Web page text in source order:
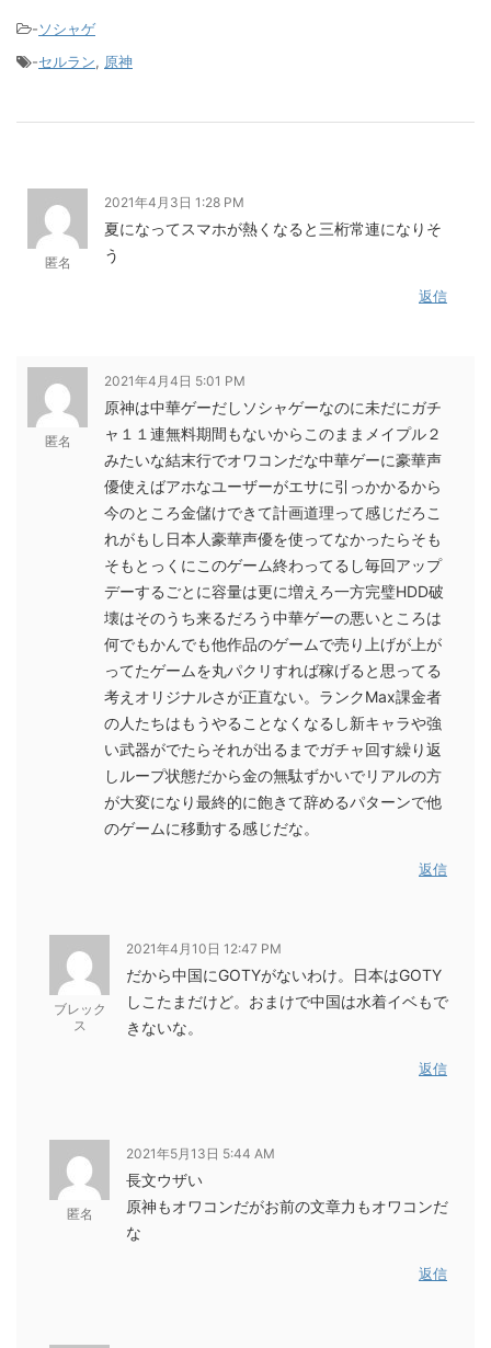
-ソシャゲ
-セルラン, 原神
匿名
2021年4月3日 1:28 PM
夏になってスマホが熱くなると三桁常連になりそ
う
返信
匿名
2021年4月4日 5:01 PM
原神は中華ゲーだしソシャゲーなのに未だにガチ
ャ１１連無料期間もないからこのままメイプル２
みたいな結末行でオワコンだな中華ゲーに豪華声
優使えばアホなユーザーがエサに引っかかるから
今のところ金儲けできて計画道理って感じだろこ
れがもし日本人豪華声優を使ってなかったらそも
そもとっくにこのゲーム終わってるし毎回アップ
デーするごとに容量は更に増えろ一方完璧HDD破
壊はそのうち来るだろう中華ゲーの悪いところは
何でもかんでも他作品のゲームで売り上げが上が
ってたゲームを丸パクリすれば稼げると思ってる
考えオリジナルさが正直ない。ランクMax課金者
の人たちはもうやることなくなるし新キャラや強
い武器がでたらそれが出るまでガチャ回す繰り返
しループ状態だから金の無駄ずかいでリアルの方
が大変になり最終的に飽きて辞めるパターンで他
のゲームに移動する感じだな。
返信
ブレック
ス
2021年4月10日 12:47 PM
だから中国にGOTYがないわけ。日本はGOTY
しこたまだけど。おまけで中国は水着イベもで
きないな。
返信
匿名
2021年5月13日 5:44 AM
長文ウザい
原神もオワコンだがお前の文章力もオワコンだ
な
返信